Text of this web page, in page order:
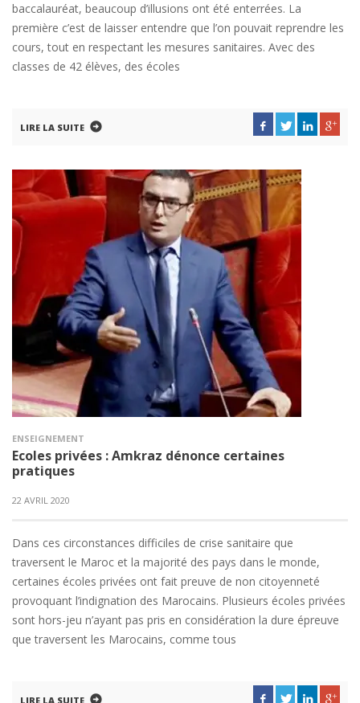
baccalauréat, beaucoup d’illusions ont été enterrées. La
première c’est de laisser entendre que l’on pouvait reprendre les
cours, tout en respectant les mesures sanitaires. Avec des
classes de 42 élèves, des écoles
LIRE LA SUITE
ENSEIGNEMENT
Ecoles privées : Amkraz dénonce certaines
pratiques
22 AVRIL 2020
Dans ces circonstances difficiles de crise sanitaire que
traversent le Maroc et la majorité des pays dans le monde,
certaines écoles privées ont fait preuve de non citoyenneté
provoquant l’indignation des Marocains. Plusieurs écoles privées
sont hors-jeu n’ayant pas pris en considération la dure épreuve
que traversent les Marocains, comme tous
LIRE LA SUITE